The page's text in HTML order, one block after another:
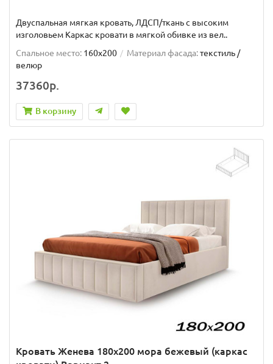
Двуспальная мягкая кровать, ЛДСП/ткань с высоким
изголовьем Каркас кровати в мягкой обивке из вел..
Спальное место: 160x200 Материал фасада:текстиль /
велюр
37360р.
В корзину
Кровать Женева 180х200 мора бежевый (каркас